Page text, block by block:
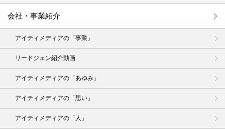
会社・事業紹介
アイティメディアの「事業」
リードジェン紹介動画
アイティメディアの「あゆみ」
アイティメディアの「思い」
アイティメディアの「人」